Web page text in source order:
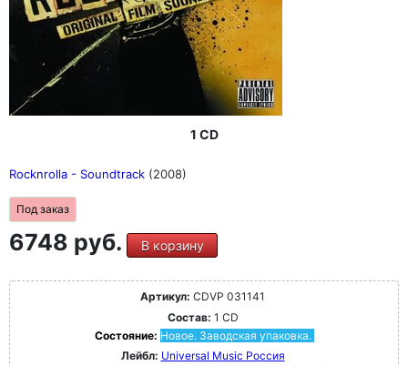
1 CD
Rocknrolla - Soundtrack (2008)
Под заказ
6748 руб. В корзину
Артикул: CDVP 031141
Состав: 1 CD
Состояние: Новое. Заводская упаковка.
Лейбл: Universal Music Россия